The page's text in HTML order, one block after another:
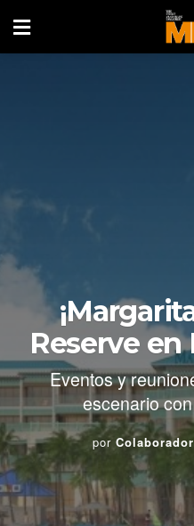
Reserve en
Eventos y
escenario
por